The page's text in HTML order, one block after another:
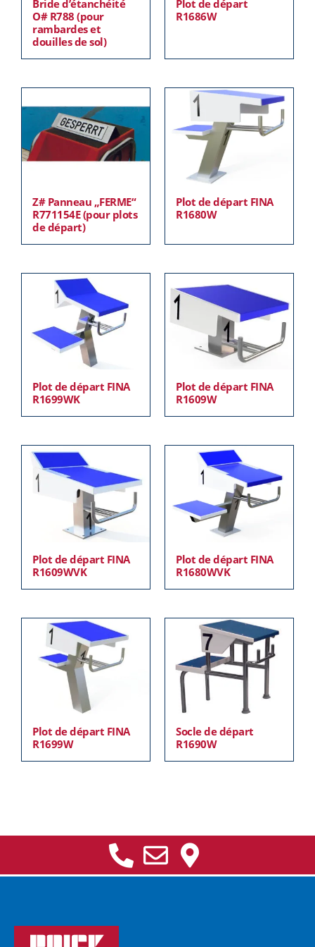
Bride d’étanchéité
O# R788 (pour
rambardes et
douilles de sol)
Plot de départ
R1686W
Z# Panneau „FERME“
R771154E (pour plots
de départ)
Plot de départ FINA
R1680W
Plot de départ FINA
R1699WK
Plot de départ FINA
R1609W
Plot de départ FINA
R1609WVK
Plot de départ FINA
R1680WVK
Plot de départ FINA
R1699W
Socle de départ
R1690W